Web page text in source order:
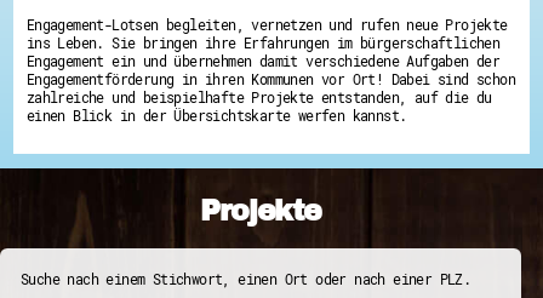
Engagement-Lotsen begleiten, vernetzen und rufen neue Projekte
ins Leben. Sie bringen ihre Erfahrungen im bürgerschaftlichen
Engagement ein und übernehmen damit verschiedene Aufgaben der
Engagementförderung in ihren Kommunen vor Ort! Dabei sind schon
zahlreiche und beispielhafte Projekte entstanden, auf die du
einen Blick in der Übersichtskarte werfen kannst.
Projekte
Suche nach einem Stichwort, einen Ort oder nach einer PLZ.